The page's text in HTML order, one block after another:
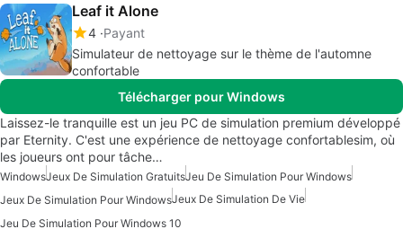
Leaf it Alone
4 Payant
Simulateur de nettoyage sur le thème de l'automne
confortable
Télécharger pour Windows
Laissez-le tranquille est un jeu PC de simulation premium développé
par Eternity. C'est une expérience de nettoyage confortablesim, où
les joueurs ont pour tâche…
WindowsJeux De Simulation GratuitsJeu De Simulation Pour Windows
Jeux De Simulation Pour WindowsJeux De Simulation De Vie
Jeu De Simulation Pour Windows 10